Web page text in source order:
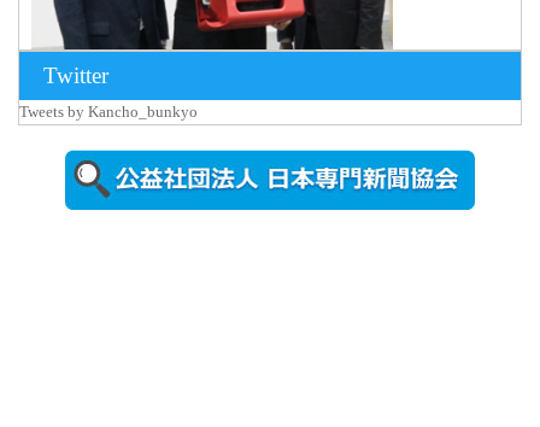
2026年8月5日
更新
農工大で大
Twitter
Tweets by Kancho_bunkyo